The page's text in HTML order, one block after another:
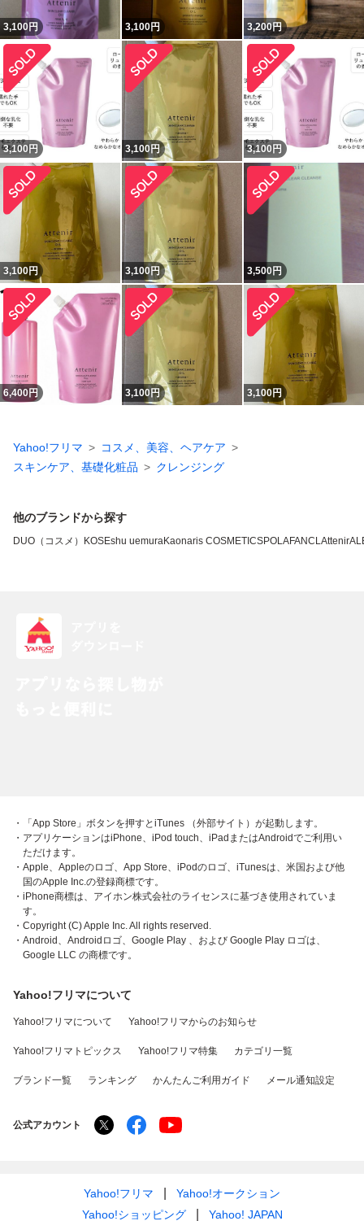
3,100円 3,100円 3,200円
3,100 円 3,100円 3,100 円
3,100円 3,100円 3,500円
6,400円 3,100円 3,100円
Yahoo!フリマ
コスメ、美容、ヘアケア
スキンケア、基礎化粧品
クレンジング
他のブランドから探す
DUO（コスメ） KOSEshu uemuraKaonaris COSMETICSPOLAFANCLAttenir
・「App Store」ボタンを押すとiTunes （外部サイト）が起動します。
・アプリケーションはiPhone、iPod touch、iPadまたはAndroidでご利用い
ただけます。
・Apple、Appleのロゴ、App Store、iPodのロゴ、iTunesは、米国および他
国のApple Inc.の登録商標です。
・iPhone商標は、アイホン株式会社のライセンスに基づき使用されていま
す。
・Copyright (C) Apple Inc. All rights reserved.
・Android、Androidロゴ、Google Play 、および Google Play ロゴは、
Google LLC の商標です。
Yahoo!フリマについて
Yahoo!フリマについて Yahoo!フリマからのお知らせ
Yahoo!フリマトピックス Yahoo!フリマ特集 カテゴリ一覧
ブランド一覧 ランキング かんたんご利用ガイド メール通知設定
公式アカウント
Yahoo!フリマ
Yahoo!オークション
Yahoo!ショッピング
Yahoo! JAPAN